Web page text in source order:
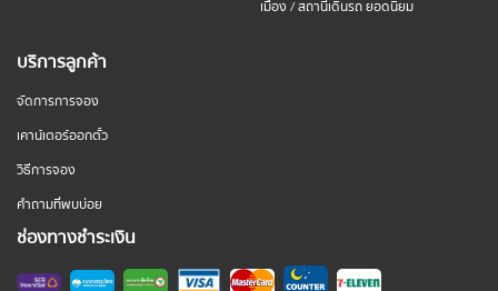
เมือง / สถานีเดินรถ ยอดนิยม
บริการลูกค้า
จัดการการจอง
เคาน์เตอร์ออกตั๋ว
วิธีการจอง
คำถามที่พบบ่อย
ช่องทางชำระเงิน